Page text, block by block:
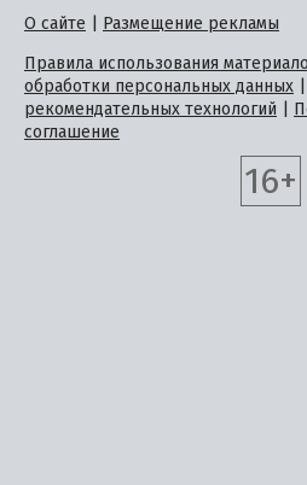
О сайте
Размещение рекламы
Правила использования
обработки персональных данных
рекомендательных технологий
соглашение
16+